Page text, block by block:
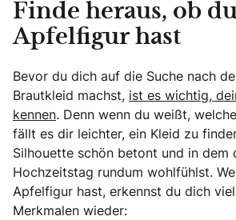
Finde heraus, ob
Apfelfigur hast
Bevor du dich auf die Suche nach
Brautkleid machst, ist es wichtig,
kennen. Denn wenn du weißt,
fällt es dir leichter, ein Kleid zu
Silhouette schön betont und in dem
Hochzeitstag rundum wohlfühlst.
Apfelfigur hast, erkennst du dich
Merkmalen wieder: